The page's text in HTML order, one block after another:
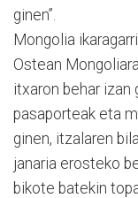
ginen”.
Mongolia
Ostean
itxaron behar izan
pasaporteak eta
ginen, itzalaren
janaria erosteko
bikote batekin